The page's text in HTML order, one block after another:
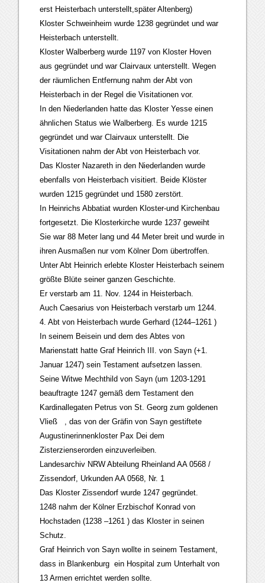
erst Heisterbach unterstellt,später Altenberg)
Kloster Schweinheim wurde 1238 gegründet und war
Heisterbach unterstellt.
Kloster Walberberg wurde 1197 von Kloster Hoven
aus gegründet und war Clairvaux unterstellt. Wegen
der räumlichen Entfernung nahm der Abt von
Heisterbach in der Regel die Visitationen vor.
In den Niederlanden hatte das Kloster Yesse einen
ähnlichen Status wie Walberberg. Es wurde 1215
gegründet und war Clairvaux unterstellt. Die
Visitationen nahm der Abt von Heisterbach vor.
Das Kloster Nazareth in den Niederlanden wurde
ebenfalls von Heisterbach visitiert. Beide Klöster
wurden 1215 gegründet und 1580 zerstört.
In Heinrichs Abbatiat wurden Kloster-und Kirchenbau
fortgesetzt. Die Klosterkirche wurde 1237 geweiht
Sie war 88 Meter lang und 44 Meter breit und wurde in
ihren Ausmaßen nur vom Kölner Dom übertroffen.
Unter Abt Heinrich erlebte Kloster Heisterbach seinem
größte Blüte seiner ganzen Geschichte.
Er verstarb am 11. Nov. 1244 in Heisterbach.
Auch Caesarius von Heisterbach verstarb um 1244.
4. Abt von Heisterbach wurde Gerhard (1244–1261 )
In seinem Beisein und dem des Abtes von
Marienstatt hatte Graf Heinrich III. von Sayn (+1.
Januar 1247) sein Testament aufsetzen lassen.
Seine Witwe Mechthild von Sayn (um 1203-1291
beauftragte 1247 gemäß dem Testament den
Kardinallegaten Petrus von St. Georg zum goldenen
Vließ , das von der Gräfin von Sayn gestiftete
Augustinerinnenkloster Pax Dei dem
Zisterzienserorden einzuverleiben.
Landesarchiv NRW Abteilung Rheinland AA 0568 /
Zissendorf, Urkunden AA 0568, Nr. 1
Das Kloster Zissendorf wurde 1247 gegründet.
1248 nahm der Kölner Erzbischof Konrad von
Hochstaden (1238 –1261 ) das Kloster in seinen
Schutz.
Graf Heinrich von Sayn wollte in seinem Testament,
dass in Blankenburg ein Hospital zum Unterhalt von
13 Armen errichtet werden sollte.